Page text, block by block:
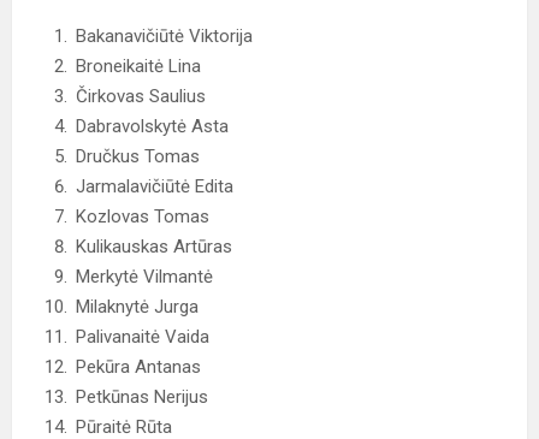
Bakanavičiūtė Viktorija
Broneikaitė Lina
Čirkovas Saulius
Dabravolskytė Asta
Dručkus Tomas
Jarmalavičiūtė Edita
Kozlovas Tomas
Kulikauskas Artūras
Merkytė Vilmantė
Milaknytė Jurga
Palivanaitė Vaida
Pekūra Antanas
Petkūnas Nerijus
Pūraitė Rūta